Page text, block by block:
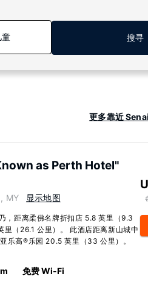
搜寻
更多靠近
as Perth Hotel"
MY 显示地图
，距离柔佛名牌折扣店 5.8 英里（9.3
（26.1 公里）。 此酒店距离新山城中
乐高®乐园 20.5 英里（33 公里）。
免费 Wi-Fi